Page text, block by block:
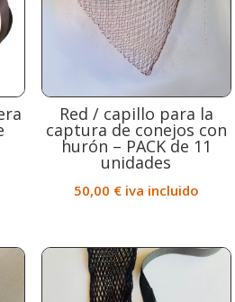
Red / capillo para la
captura de conejos con
hurón – PACK de 11
unidades
50,00 € iva incluido